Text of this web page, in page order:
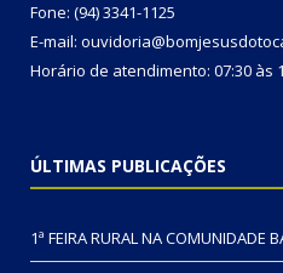
Fone: (94) 3341-1125
E-mail:
Horário de atendimento: 07:30 às
ÚLTIMAS PUBLICAÇÕES
1ª FEIRA RURAL NA COMUNIDADE